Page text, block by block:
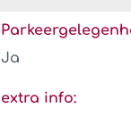
Ja
extra info: